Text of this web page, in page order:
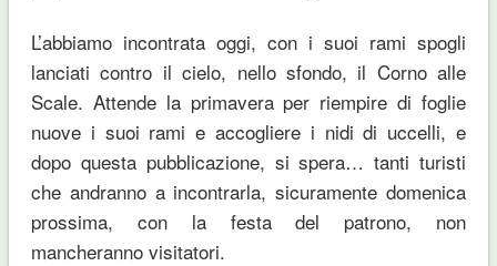
L’abbiamo incontrata oggi, con i suoi rami spogli
lanciati contro il cielo, nello sfondo, il Corno alle
Scale. Attende la primavera per riempire di foglie
nuove i suoi rami e accogliere i nidi di uccelli, e
dopo questa pubblicazione, si spera… tanti turisti
che andranno a incontrarla, sicuramente domenica
prossima, con la festa del patrono, non
mancheranno visitatori.